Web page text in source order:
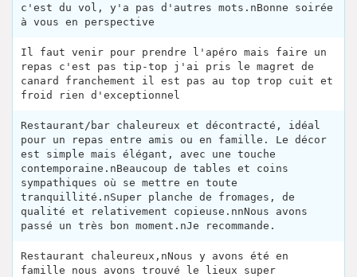
c'est du vol, y'a pas d'autres mots.nBonne soirée
à vous en perspective
Il faut venir pour prendre l'apéro mais faire un
repas c'est pas tip-top j'ai pris le magret de
canard franchement il est pas au top trop cuit et
froid rien d'exceptionnel
Restaurant/bar chaleureux et décontracté, idéal
pour un repas entre amis ou en famille. Le décor
est simple mais élégant, avec une touche
contemporaine.nBeaucoup de tables et coins
sympathiques où se mettre en toute
tranquillité.nSuper planche de fromages, de
qualité et relativement copieuse.nnNous avons
passé un très bon moment.nJe recommande.
Restaurant chaleureux,nNous y avons été en
famille nous avons trouvé le lieux super